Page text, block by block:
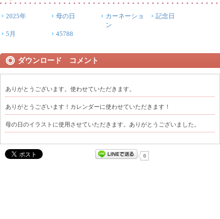
2025年 母の日
カーネーショ
ン
記念日
5月 45788
ダウンロード コメント
ありがとうございます。使わせていただきます。
ありがとうございます！カレンダーに使わせていただきます！
母の日のイラストに使用させていただきます。ありがとうございました。
0